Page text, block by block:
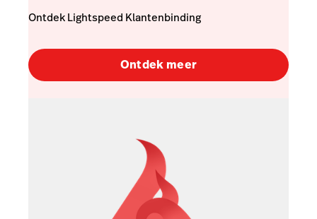
Ontdek Lightspeed Klantenbinding
Ontdek meer